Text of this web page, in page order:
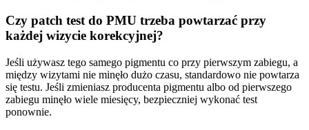
Czy patch test do PMU trzeba powtarzać przy
każdej wizycie korekcyjnej?
Jeśli używasz tego samego pigmentu co przy pierwszym zabiegu, a
między wizytami nie minęło dużo czasu, standardowo nie powtarza
się testu. Jeśli zmieniasz producenta pigmentu albo od pierwszego
zabiegu minęło wiele miesięcy, bezpieczniej wykonać test
ponownie.